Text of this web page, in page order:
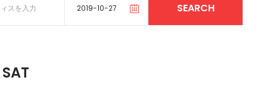
SAT